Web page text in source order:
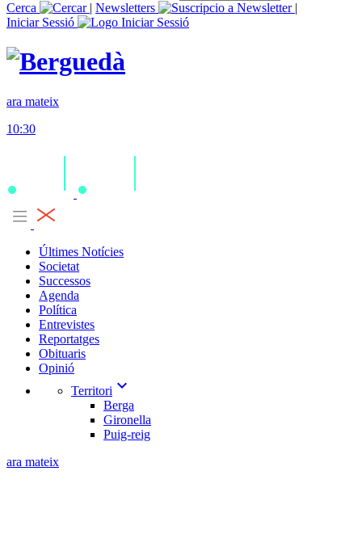
Cerca
| Newsletters
|
Iniciar Sessió
ara mateix
10:30
Últimes Notícies
Societat
Successos
Agenda
Política
Entrevistes
Reportatges
Obituaris
Opinió
Territori expand_more
Berga
Gironella
Puig-reig
ara mateix